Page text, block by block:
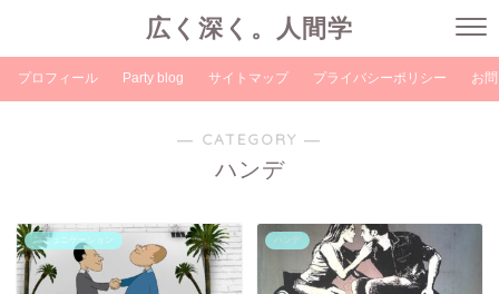
広く深く。人間学
プロフィール Party blog サイトマップ プライバシーポリシー お
― CATEGORY ―
ハンデ
コミュニケーション ハンデ